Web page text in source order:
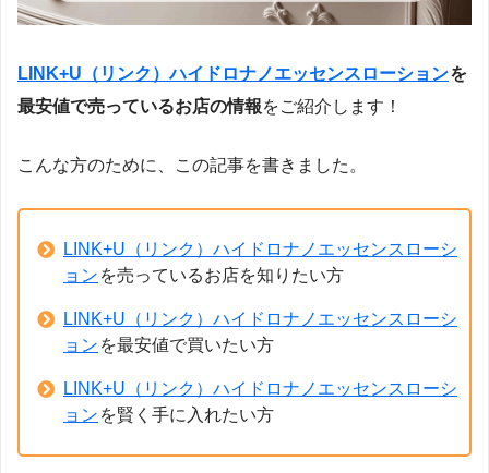
LINK+U（リンク）ハイドロナノエッセンスローションを
最安値で売っているお店の情報をご紹介します！
こんな方のために、この記事を書きました。
LINK+U（リンク）ハイドロナノエッセンスローシ
ョン を売っているお店を知りたい方
LINK+U（リンク）ハイドロナノエッセンスローシ
ョン を最安値で買いたい方
LINK+U（リンク）ハイドロナノエッセンスローシ
ョン を賢く手に入れたい方